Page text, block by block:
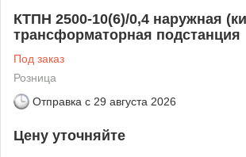
КТПН 2500-10(6)/0,4 наружная
трансформаторная подстанция
Под заказ
Розница
Отправка с 29 августа 2026
Цену уточняйте